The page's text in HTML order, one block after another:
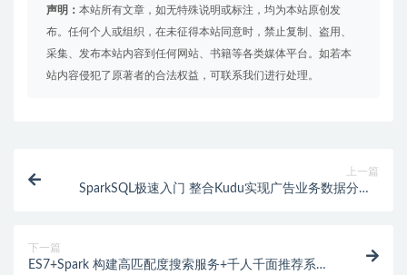
声明： 本站所有文章，如无特殊说明或标注，均为本站原创发
布。任何个人或组织，在未征得本站同意时，禁止复制、盗用、
采集、发布本站内容到任何网站、书籍等各类媒体平台。如若本
站内容侵犯了原著者的合法权益，可联系我们进行处理。
上一篇
SparkSQL极速入门 整合Kudu实现广告业务数据分析 |
下一篇
ES7+Spark 构建高匹配度搜索服务+千人千面推荐系统 |